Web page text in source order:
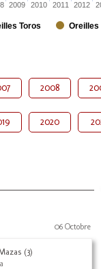
Toros Oreilles
2009 2010 2011 2012
2008
2020
06 Octobre
(3)